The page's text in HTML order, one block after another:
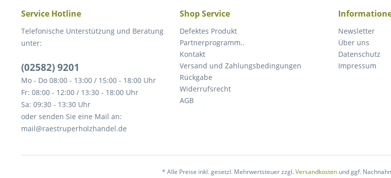
Service Hotline
Telefonische Unterstützung und Beratung
unter:
(02582) 9201
Mo - Do 08:00 - 13:00 / 15:00 - 18:00 Uhr
Fr: 08:00 - 12:00 / 13:30 - 18:00 Uhr
Sa: 09:30 - 13:30 Uhr
oder senden Sie eine Mail an:
mail@raestruperholzhandel.de
Shop Service
Defektes Produkt
Partnerprogramm..
Kontakt
Versand und Zahlungsbedingungen
Rückgabe
Widerrufsrecht
AGB
Newsletter
Über uns
Datenschutz
Impressum
* Alle Preise inkl. gesetzl. Mehrwertsteuer zzgl.Versandkostenund ggf.